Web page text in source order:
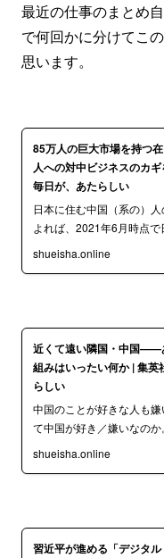
最近の仕事のまとめ
で何回かに分けてこ
思います。
85万人の巨大市場を持つ
人への対中ビジネスのカ
毎日が、あたらしい
日本に住む中国（系の）
よれば、2021年6月時点で
shueisha.online
近くて遠い隣国・中国——
組みはいったい何か | 集英
らしい
中国のことが好きな人も
て中国が好き／嫌いなの
shueisha.online
習近平が進める「デジタ